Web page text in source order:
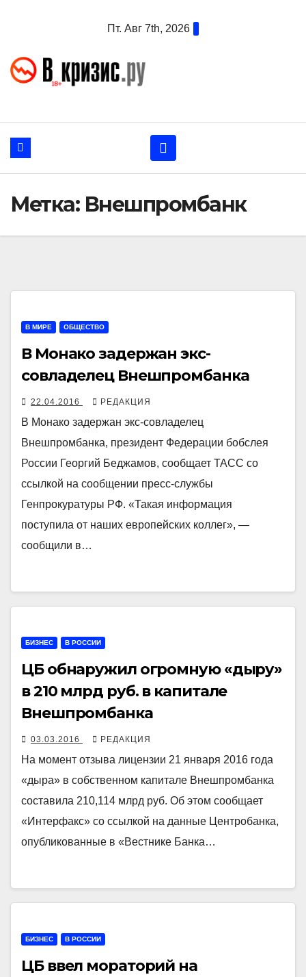
Пт. Авг 7th, 2026
Метка: Внешпромбанк
В МИРЕ ОБЩЕСТВО
В Монако задержан экс-
совладелец Внешпромбанка
22.04.2016 РЕДАКЦИЯ
В Монако задержан экс-совладелец
Внешпромбанка, президент Федерации бобслея
России Георгий Беджамов, сообщает ТАСС со
ссылкой на сообщении пресс-службы
Генпрокуратуры РФ. «Такая информация
поступила от наших европейских коллег», —
сообщили в…
БИЗНЕС В РОССИИ
ЦБ обнаружил огромную «дыру»
в 210 млрд руб. в капитале
Внешпромбанка
03.03.2016 РЕДАКЦИЯ
На момент отзыва лицензии 21 января 2016 года
«дыра» в собственном капитале Внешпромбанка
составила 210,114 млрд руб. Об этом сообщает
«Интерфакс» со ссылкой на данные Центробанка,
опубликованные в «Вестнике Банка…
БИЗНЕС В РОССИИ
ЦБ ввел мораторий на